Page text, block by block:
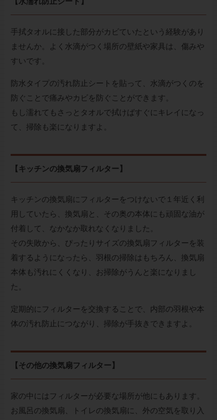
手拭タオルに接した部分がカビていたという経験があり
ませんか。よく水滴がつく場所の壁紙や家具は、傷みや
すいです。
防水タイプの汚れ防止シートを貼って、水滴がつくのを
防ぐことで痛みやカビを防ぐことができます。
もし濡れてもさっとタオルで拭けばすぐにキレイになっ
て、掃除も楽になりますよ。
【キッチンの換気扇フィルター】
キッチンの換気扇にフィルターをつけないで１年近く利
用していたら、換気扇と、その奥の本体にも頑固な油が
付着して、なかなか取れなくなりました。
その失敗から、ぴったりサイズの換気扇フィルターを装
着するようになったら、羽根の掃除はもちろん、換気扇
本体も汚れにくくなり、お掃除がうんと楽になりまし
た。
定期的にフィルターを交換することで、内部の羽根や本
体の汚れ防止につながり、掃除が手抜きできますよ。
【その他の換気扇フィルター】
家の中にはフィルターが必要な場所が他にもあります。
お風呂の換気扇、トイレの換気扇に、外の空気を取り入